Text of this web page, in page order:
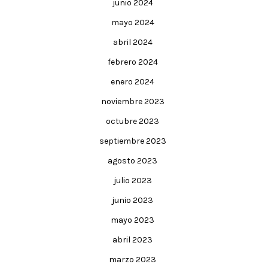
junio 2024
mayo 2024
abril 2024
febrero 2024
enero 2024
noviembre 2023
octubre 2023
septiembre 2023
agosto 2023
julio 2023
junio 2023
mayo 2023
abril 2023
marzo 2023